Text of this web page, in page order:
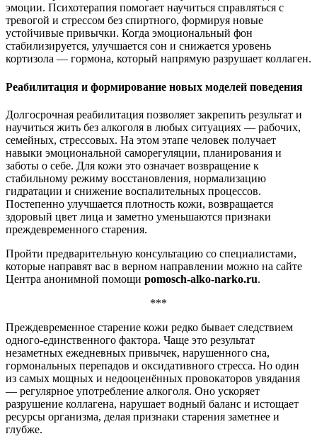
эмоции. Психотерапия помогает научиться справляться с
тревогой и стрессом без спиртного, формируя новые
устойчивые привычки. Когда эмоциональный фон
стабилизируется, улучшается сон и снижается уровень
кортизола — гормона, который напрямую разрушает коллаген.
Реабилитация и формирование новых моделей поведения
Долгосрочная реабилитация позволяет закрепить результат и
научиться жить без алкоголя в любых ситуациях — рабочих,
семейных, стрессовых. На этом этапе человек получает
навыки эмоциональной саморегуляции, планирования и
заботы о себе. Для кожи это означает возвращение к
стабильному режиму восстановления, нормализацию
гидратации и снижение воспалительных процессов.
Постепенно улучшается плотность кожи, возвращается
здоровый цвет лица и заметно уменьшаются признаки
преждевременного старения.
Пройти предварительную консультацию со специалистами,
которые направят вас в верном направлении можно на сайте
Центра анонимной помощи pomosch-alko-narko.ru.
***
Преждевременное старение кожи редко бывает следствием
одного-единственного фактора. Чаще это результат
незаметных ежедневных привычек, нарушенного сна,
гормональных перепадов и оксидативного стресса. Но один
из самых мощных и недооценённых провокаторов увядания
— регулярное употребление алкоголя. Оно ускоряет
разрушение коллагена, нарушает водный баланс и истощает
ресурсы организма, делая признаки старения заметнее и
глубже.